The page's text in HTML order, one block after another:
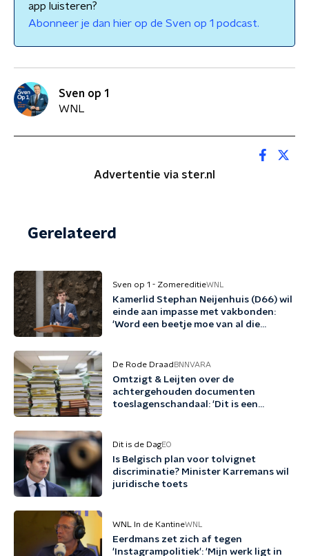
app luisteren?
Abonneer je dan hier op de Sven op 1 podcast.
Sven op 1
WNL
Advertentie via ster.nl
Gerelateerd
Sven op 1 - ZomereditieWNL
Kamerlid Stephan Neijenhuis (D66) wil
einde aan impasse met vakbonden:
'Word een beetje moe van al die
De Rode Draad BNNVARA
Omtzigt & Leijten over de
achtergehouden documenten
toeslagenschandaal: 'Dit is een
Dit is de DagEO
Is Belgisch plan voor tolvignet
discriminatie? Minister Karremans wil
juridische toets
WNL In de KantineWNL
Eerdmans zet zich af tegen
'Instagrampolitiek': 'Mijn werk ligt in